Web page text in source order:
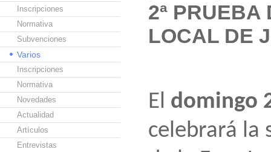
Inscripciones
Normativa
Subvenciones
Varios
Inscripciones
Normativa
Novedades
Actualidad
Artículos
Entrevistas
2ª PRUEBA
LOCAL DE
El domingo
celebrará la